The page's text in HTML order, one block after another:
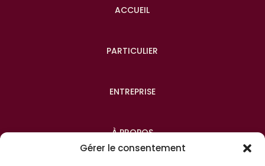
Gérer le consentement
ACCUEIL
PARTICULIER
ENTREPRISE
À PROPOS